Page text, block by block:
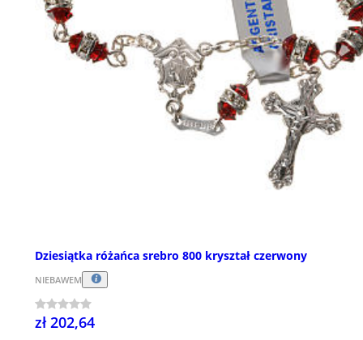
Dziesiątka różańca srebro 800 kryształ czerwony
NIEBAWEM
zł 202,64